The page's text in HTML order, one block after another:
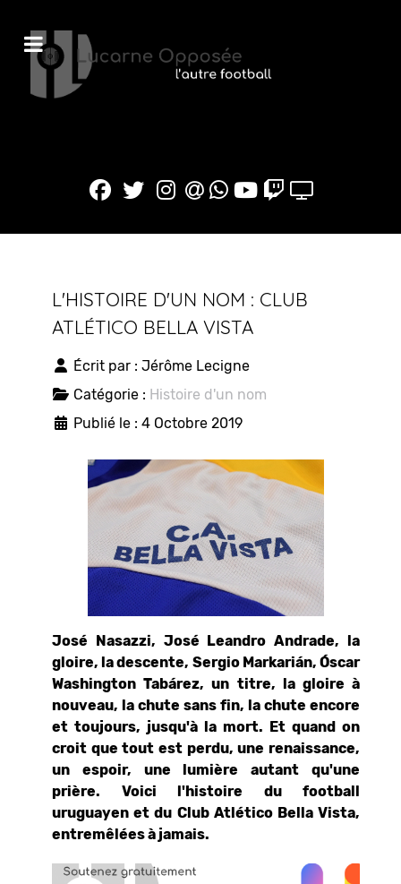
L'HISTOIRE D'UN NOM : CLUB
ATLÉTICO BELLA VISTA
Écrit par : Jérôme Lecigne
Catégorie : Histoire d'un nom
Publié le : 4 Octobre 2019
José Nasazzi, José Leandro Andrade, la
gloire, la descente, Sergio Markarián, Óscar
Washington Tabárez, un titre, la gloire à
nouveau, la chute sans fin, la chute encore
et toujours, jusqu'à la mort. Et quand on
croit que tout est perdu, une renaissance,
un espoir, une lumière autant qu'une
prière. Voici l'histoire du football
uruguayen et du Club Atlético Bella Vista,
entremêlées à jamais.